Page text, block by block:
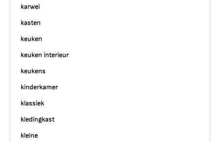
karwei
kasten
keuken
keuken interieur
keukens
kinderkamer
klassiek
kledingkast
kleine